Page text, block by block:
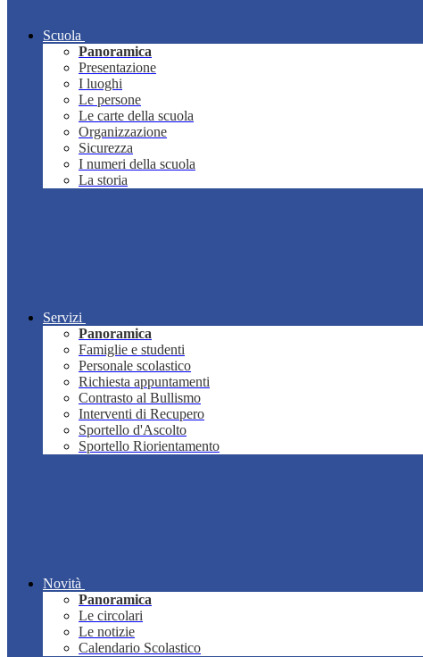
Scuola
Panoramica
Presentazione
I luoghi
Le persone
Le carte della scuola
Organizzazione
Sicurezza
I numeri della scuola
La storia
Servizi
Panoramica
Famiglie e studenti
Personale scolastico
Richiesta appuntamenti
Contrasto al Bullismo
Interventi di Recupero
Sportello d'Ascolto
Sportello Riorientamento
Novità
Panoramica
Le circolari
Le notizie
Calendario Scolastico